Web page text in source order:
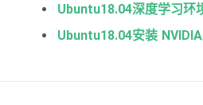
Ubuntu18.04深度学习环
Ubuntu18.04安装